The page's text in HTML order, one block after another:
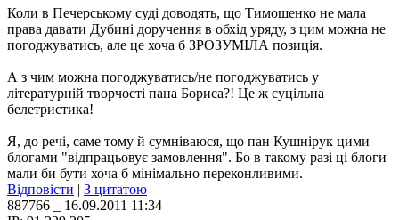
Коли в Печерському суді доводять, що Тимошенко не мала
права давати Дубині доручення в обхід уряду, з цим можна не
погоджуватись, але це хоча б ЗРОЗУМІЛА позиція.
А з чим можна погоджуватись/не погоджуватись у
літературній творчості пана Бориса?! Це ж суцільна
белетристика!
Я, до речі, саме тому й сумніваюся, що пан Кушнірук цими
блогами "відпрацьовує замовлення". Бо в такому разі ці блоги
мали би бути хоча б мінімально переконливими.
Відповісти | З цитатою
887766 _ 16.09.2011 11:34